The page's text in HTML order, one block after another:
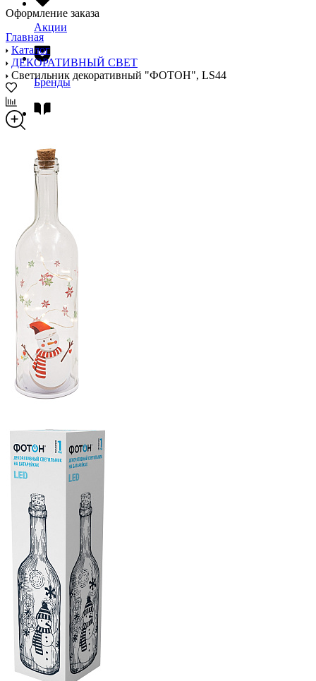
Акции
Бренды
Блог
Контакты
Оформление заказа
Главная
Каталог
ДЕКОРАТИВНЫЙ СВЕТ
Светильник декоративный "ФОТОН", LS44